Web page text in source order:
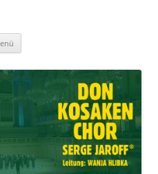
Hlibka